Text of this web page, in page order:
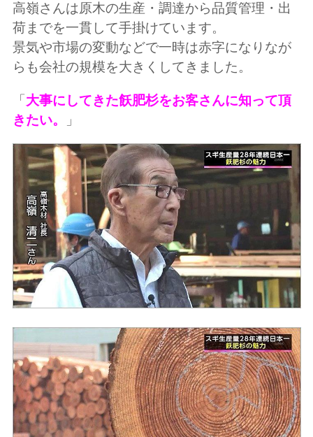
高嶺さんは原木の生産・調達から品質管理・出
荷までを一貫して手掛けています。
景気や市場の変動などで一時は赤字になりなが
らも会社の規模を大きくしてきました。
「大事にしてきた飫肥杉をお客さんに知って頂
きたい。
」